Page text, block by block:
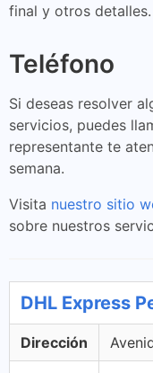
final y otros detalles.
Teléfono
Si deseas resolver
servicios, puedes
representante te
semana.
Visita nuestro sitio
sobre nuestros
DHL Express
Dirección